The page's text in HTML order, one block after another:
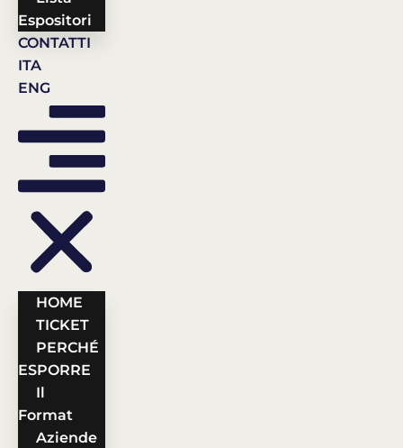
Espositori
CONTATTI
ITA
ENG
HOME
TICKET
PERCHÉ
ESPORRE
Il
Format
Aziende